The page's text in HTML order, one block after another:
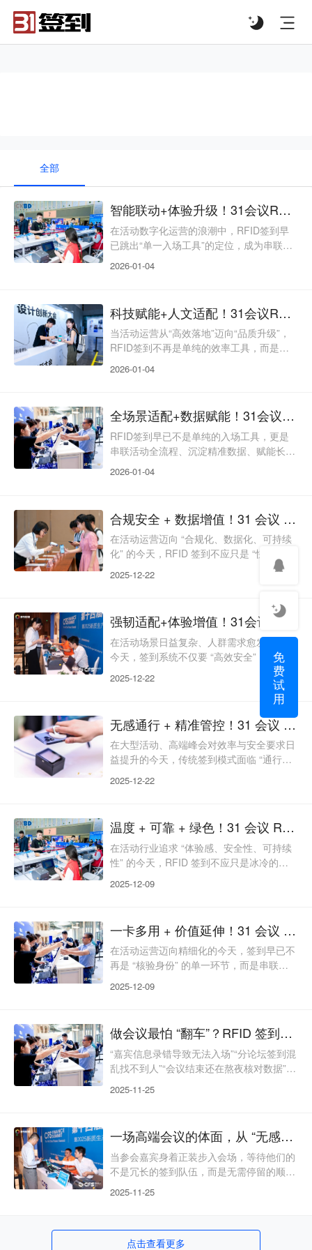
全部
智能联动+体验升级！31会议RFID签到，解锁活动全场景运营新范式
在活动数字化运营的浪潮中，RFID签到早
已跳出“单一入场工具”的定位，成为串联活
核心枢纽。传统RFID签到多存在功能割
化运营”的核心诉求。31会议RFID签到以“智
能联动为核、场景体验为脉、长效价值为
魂”，将无线射频技术与活动全流程运营深
全数据赋能
2026-01-04
科技赋能+人文适配！31会议RFID签到，让每一场活动都有温度、有质感
当活动运营从“高效落地”迈向“品质升级”，
RFID签到不再是单纯的效率工具，而是串
体。传统RFID签到多聚焦技术赋能，却忽
RFID签到以“科技为基、人文为本、品质为
魂”，将无线射频技术与暖心服务深度融
合，打造“全人群适配、全细节赋能、全场
度，让活
2026-01-04
全场景适配+数据赋能！31会议RFID签到，解锁活动运营全链路价值
RFID签到早已不是单纯的入场工具，更是
串联活动全流程、沉淀精准数据、赋能长效
景适配、数据实时联动、轻量运维、价值延
+流程优化+后续转化”的全链路赋能，适配
从小型闭门会到大型展会的多元活动需求。
全场景覆盖：千人千策，适配多元活动需求
31会议RFID签到拒绝“一刀切”，通过灵活的
硬
2026-01-04
合规安全 + 数据增值！31 会议 RFID 签到，构建活动运营长期价值闭环
在活动运营迈向 “合规化、数据化、可持续
化” 的今天，RFID 签到不应只是 “快速入
场” 的工具，更应成为保障数据安全、沉淀
客户资产、优化长期运营、践行社会责任的
露、隐私风险、数据短效、资源浪费” 等痛
点，难以匹配现代活动的多元价值诉求。31
会议 RFID 签到以 “合规安全、数据增值、
绿色循环、生态协同” 为核心，让每一次签
2025-12-22
强韧适配+体验增值！31会议RFID签到，承包活动全周期优质服务
在活动场景日益复杂、人群需求愈发多元的
今天，签到系统不仅要 “高效安全”，更要
“抗造耐用、适配全民、经济省心、体验加
分”。传统 RFID 签到常陷入 “环境敏感、人
群适配不足、复用性差、体验单一” 的困
境，难以匹配现代活动的全维度诉求。31
会议 RFID 签到以 “强韧抗干扰、全人群友
好、长期复用、体验增值” 为核心，打破场
景与人群限制，让每一次签到都成为活动品
2025-12-22
无感通行 + 精准管控！31 会议 RFID 签到，解锁活动智能新体验
在大型活动、高端峰会对效率与安全要求日
益提升的今天，传统签到模式面临 “通行拥
配现代活动的精细化运营需求。31 会议
术与活动数字化管理深度融合，让参会者体
验 “刷物即过” 的便捷，为主办方构建起智
能化、可视化的运营体系，成为超百万场大
2025-12-22
温度 + 可靠 + 绿色！31 会议 RFID 签到，解锁活动运营新维度
在活动行业追求 “体验感、安全性、可持续
性” 的今天，RFID 签到不应只是冰冷的技
稳定、践行绿色理念的重要载体。传统
以匹配现代活动的多元需求。31 会议 RFID
签到打破技术思维局限，以 “人文温度为
魂、稳定可靠为基、绿色可持续为翼”，从
2025-12-09
一卡多用 + 价值延伸！31 会议 RFID 签到，让活动从入场焕活全链
在活动运营迈向精细化的今天，签到早已不
再是 “核验身份” 的单一环节，而是串联起
纽。传统 RFID 签到仅停留在 “快速入场” 的
签到打破功能局限，以 “一卡多用” 为核
心，将签到凭证升级为 “体验入口、品牌载
体、数据钥匙”，让活动从入场开始就焕活
2025-12-09
做会议最怕 “翻车”？RFID 签到让你全程稳如泰山
“嘉宾信息录错导致无法入场”“分论坛签到混
乱找不到人”“会议结束还在熬夜核对数据”
场会议，就像一场 “闯关游戏”，随时可能遇
关”，一旦出错，不仅影响嘉宾体验，更会
打乱整场活动的节奏。31 会议 RFID 签到
系统，用数字化技术破解各类会议痛点，让
每一场活动都能全程顺畅、万无一失。这些
2025-11-25
一场高端会议的体面，从 “无感签到” 开始
当参会嘉宾身着正装步入会场，等待他们的
不是冗长的签到队伍，而是无需停留的顺畅
工逐一对接，后台已自动生成精准报表
RFID 签到系统，不止解决效率难题，更以
科技赋能，让每一场会议都自带专业气场，
2025-11-25
点击查看更多
免
费
试
用